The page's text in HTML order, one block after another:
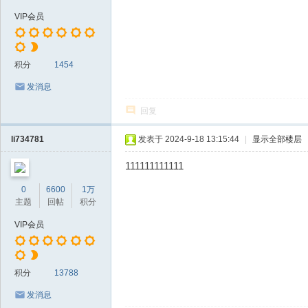
VIP会员
积分 1454
发消息
回复
li734781
0
主题
6600
回帖
1万
积分
VIP会员
积分 13788
发消息
发表于 2024-9-18 13:15:44 显示全部楼层
111111111111